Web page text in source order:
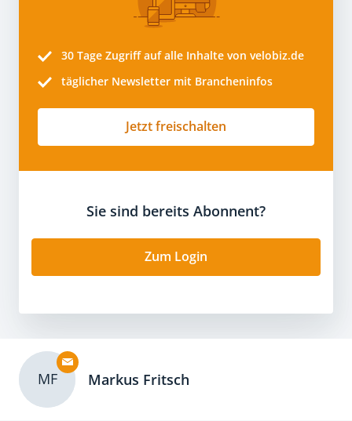
30 Tage Zugriff auf alle Inhalte von velobiz.de
täglicher Newsletter mit Brancheninfos
Jetzt freischalten
Sie sind bereits Abonnent?
Zum Login
MF Markus Fritsch